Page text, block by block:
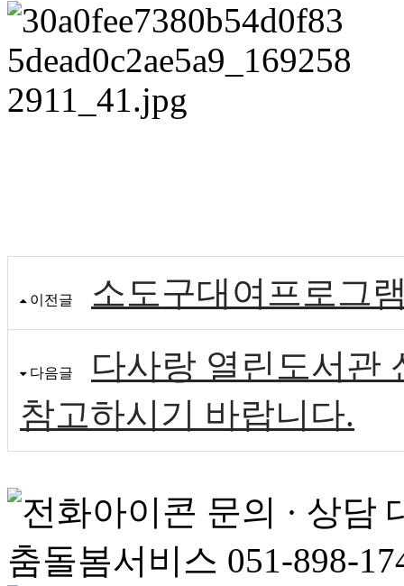
이전글 소도구대여프로그
다음글
다사랑 열린도서관
참고하시기 바랍니다.
문의 · 상담
춤돌봄서비스 051-898-